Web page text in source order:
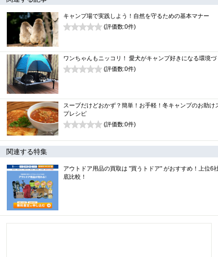
キャンプ場で実践しよう！自然を守るための基本マナー
(評価数:0件)
ワンちゃんもニッコリ！ 愛犬がキャンプ好きになる環境づ
(評価数:0件)
スープだけどおかず？簡単！お手軽！冬キャンプのお助け
プレシピ
(評価数:0件)
関連する特集
アウトドア用品の買取は "買うトドア" がおすすめ！上位6
底比較！